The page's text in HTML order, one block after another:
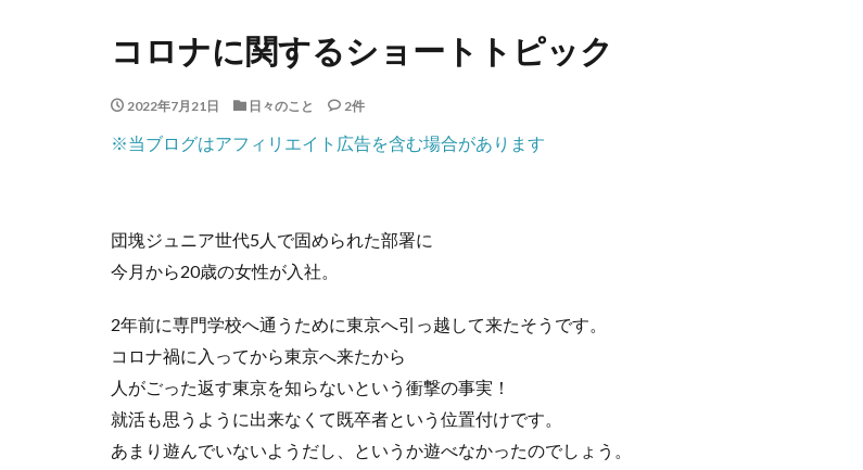
コロナに関するショートトピック
2022年7月21日 日々のこと 2件
※当ブログはアフィリエイト広告を含む場合があります
団塊ジュニア世代5人で固められた部署に
今月から20歳の女性が入社。
2年前に専門学校へ通うために東京へ引っ越して来たそうです。
コロナ禍に入ってから東京へ来たから
人がごった返す東京を知らないという衝撃の事実！
就活も思うように出来なくて既卒者という位置付けです。
あまり遊んでいないようだし、というか遊べなかったのでしょう。